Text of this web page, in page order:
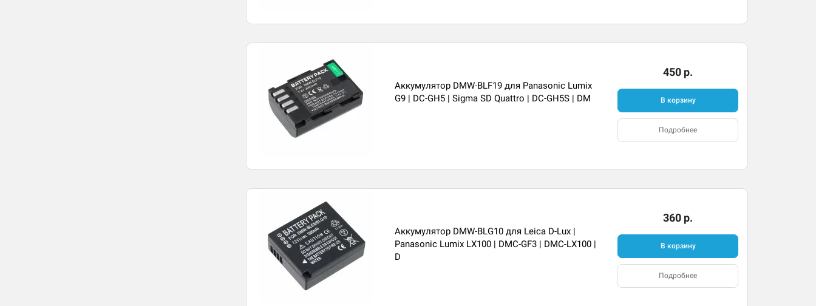
Аккумулятор DMW-BLF19 для Panasonic Lumix
G9 | DC-GH5 | Sigma SD Quattro | DC-GH5S | DM
450 р.
В корзину
Подробнее
Аккумулятор DMW-BLG10 для Leica D-Lux |
Panasonic Lumix LX100 | DMC-GF3 | DMC-LX100 |
D
360 р.
В корзину
Подробнее